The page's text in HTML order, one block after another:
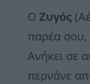
Ο Ζυγός
παρέα σου,
Ανήκει σε
περνάνε